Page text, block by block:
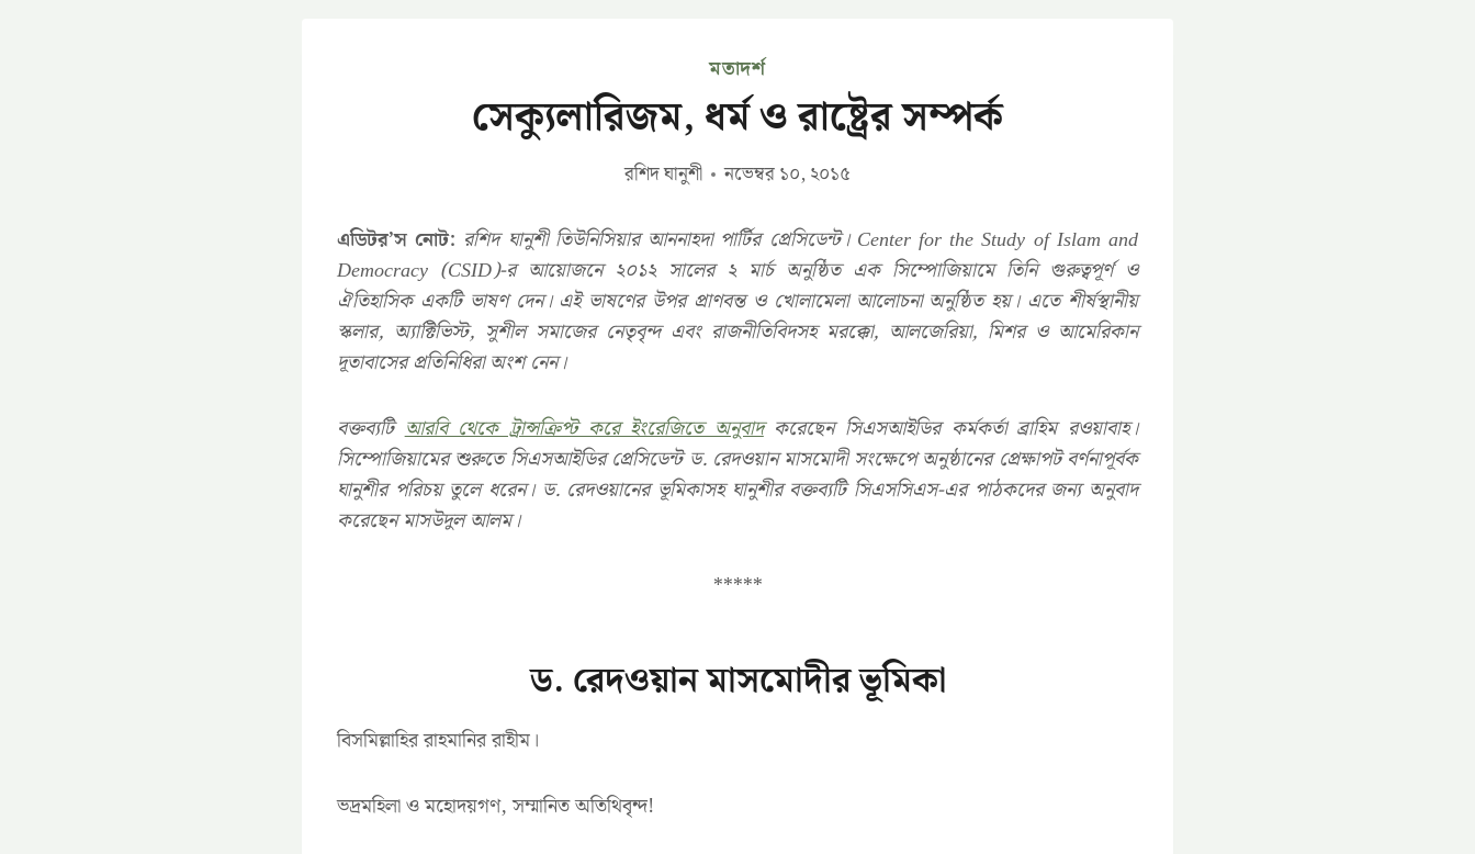
মতাদর্শ
সেক্যুলারিজম, ধর্ম ও রাষ্ট্রের সম্পর্ক
রশিদ ঘানুশী নভেম্বর ১০, ২০১৫
এডিটর’স নোট: রশিদ ঘানুশী তিউনিসিয়ার আননাহদা পার্টির প্রেসিডেন্ট। Center for the Study of Islam and
Democracy (CSID)-র আয়োজনে ২০১২ সালের ২ মার্চ অনুষ্ঠিত এক সিম্পোজিয়ামে তিনি গুরুত্বপূর্ণ ও
ঐতিহাসিক একটি ভাষণ দেন। এই ভাষণের উপর প্রাণবন্ত ও খোলামেলা আলোচনা অনুষ্ঠিত হয়। এতে শীর্ষস্থানীয়
স্কলার, অ্যাক্টিভিস্ট, সুশীল সমাজের নেতৃবৃন্দ এবং রাজনীতিবিদসহ মরক্কো, আলজেরিয়া, মিশর ও আমেরিকান
দূতাবাসের প্রতিনিধিরা অংশ নেন।
বক্তব্যটিআরবি থেকে ট্রান্সক্রিপ্ট করে ইংরেজিতে অনুবাদকরেছেন সিএসআইডির কর্মকর্তা ব্রাহিম রওয়াবাহ।
সিম্পোজিয়ামের শুরুতে সিএসআইডির প্রেসিডেন্ট ড. রেদওয়ান মাসমোদী সংক্ষেপে অনুষ্ঠানের প্রেক্ষাপট বর্ণনাপূর্বক
ঘানুশীর পরিচয় তুলে ধরেন। ড. রেদওয়ানের ভূমিকাসহ ঘানুশীর বক্তব্যটি সিএসসিএস-এর পাঠকদের জন্য অনুবাদ
করেছেন মাসউদুল আলম।
*****
ড. রেদওয়ান মাসমোদীর ভূমিকা
বিসমিল্লাহির রাহমানির রাহীম।
ভদ্রমহিলা ও মহোদয়গণ, সম্মানিত অতিথিবৃন্দ!